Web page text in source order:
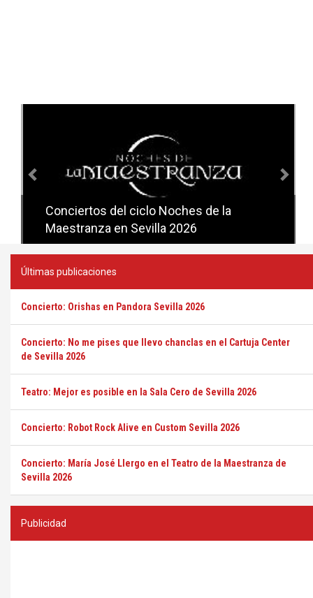
Conciertos del ciclo Noches de la
Maestranza en Sevilla 2026
Conciertos del ciclo Candlelight en
Sevilla
Últimas publicaciones
Concierto: Orishas en Pandora Sevilla 2026
Concierto: No me pises que llevo chanclas en el Cartuja Center
de Sevilla 2026
Teatro: Mejor es posible en la Sala Cero de Sevilla 2026
Concierto: Robot Rock Alive en Custom Sevilla 2026
Concierto: María José Llergo en el Teatro de la Maestranza de
Sevilla 2026
Publicidad